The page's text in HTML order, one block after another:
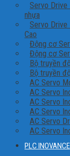
Servo Drive
nhựa
Servo
Cao
Động cơ
Động cơ
Bộ truyền
Bộ truyền
AC Servo
AC Servo
AC Servo
AC Servo
AC Servo
AC Servo
PLC INOVANCE